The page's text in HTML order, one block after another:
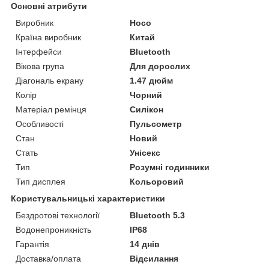
Основні атрибути
Виробник
Hoco
Країна виробник
Китай
Інтерфейси
Bluetooth
Вікова група
Для дорослих
Діагональ екрану
1.47 дюйм
Колір
Чорний
Матеріал ремінця
Силікон
Особливості
Пульсометр
Стан
Новий
Стать
Унісекс
Тип
Розумні годинники
Тип дисплея
Кольоровий
Користувальницькі характеристики
Бездротові технології
Bluetooth 5.3
Водонепроникність
IP68
Гарантія
14 днів
Доставка/оплата
Відсилання